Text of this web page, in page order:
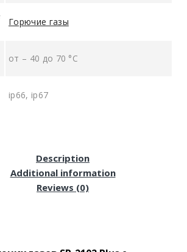
Горючие газы
от – 40 до 70 °C
ip66, ip67
Description
Additional information
Reviews (0)